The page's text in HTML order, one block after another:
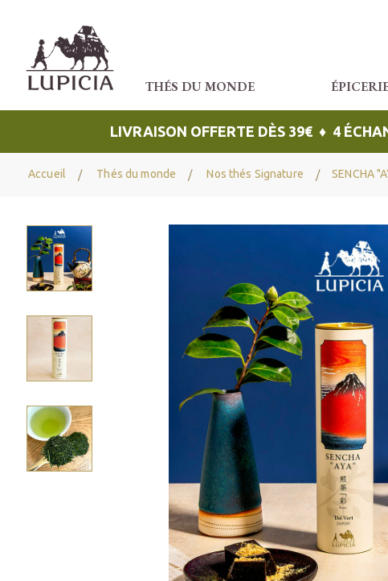
THÉS DU MONDE
LIVRAISON OFFERTE DÈS 39€ ♦ 4
Accueil Thés du monde Nos thés Signature SENCHA